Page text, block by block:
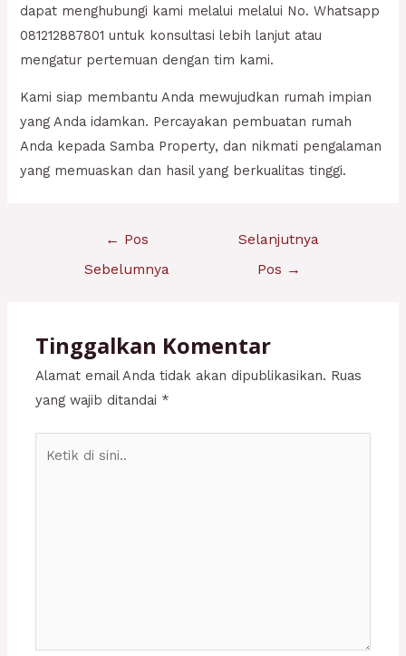
dapat menghubungi kami melalui melalui No. Whatsapp
081212887801 untuk konsultasi lebih lanjut atau
mengatur pertemuan dengan tim kami.
Kami siap membantu Anda mewujudkan rumah impian
yang Anda idamkan. Percayakan pembuatan rumah
Anda kepada Samba Property, dan nikmati pengalaman
yang memuaskan dan hasil yang berkualitas tinggi.
← Pos
Sebelumnya
Selanjutnya
Pos →
Tinggalkan Komentar
Alamat email Anda tidak akan dipublikasikan. Ruas
yang wajib ditandai *